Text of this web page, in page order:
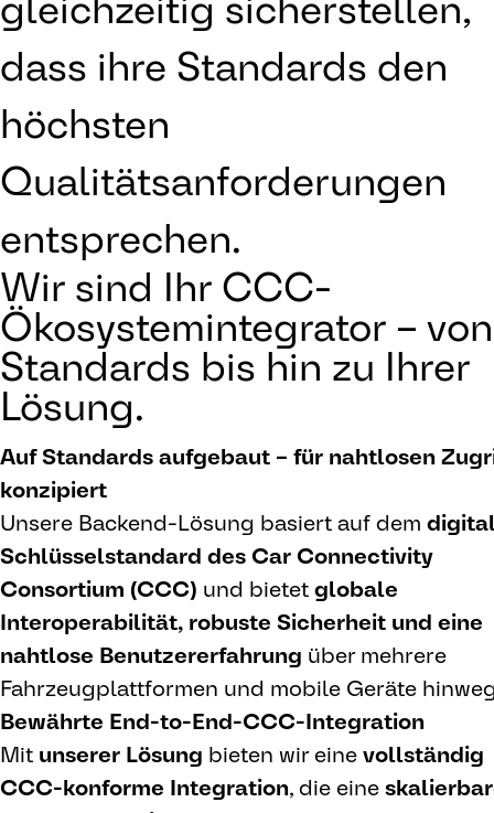
dass ihre Standards den
höchsten
Qualitätsanforderungen
entsprechen.
Wir sind Ihr CCC-
Ökosystemintegrator – von
Standards bis hin zu Ihrer
Lösung.
Auf Standards aufgebaut – für nahtlosen
konzipiert
Unsere Backend-Lösung basiert auf dem
Schlüsselstandard des Car Connectivity
Consortium (CCC) und bietetglobale
Interoperabilität, robuste Sicherheit und eine
nahtlose Benutzererfahrung über mehrere
Fahrzeugplattformen und mobile Geräte
Bewährte End-to-End-CCC-Integration
Mit unserer Lösung bieten wir einevollständig
CCC-konforme Integration, die eine